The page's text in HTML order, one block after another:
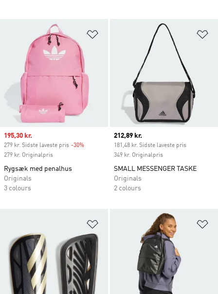
Føj til ønskeliste
Sale price
195,30 kr.
279 kr. Sidste laveste pris -30%
279 kr. Originalpris
Rygsæk med penalhus
Originals
3 colours
Current price
212,89 kr.
181,48 kr. Sidste laveste pris
349 kr. Originalpris
SMALL MESSENGER TASKE
Originals
2 colours
Føj til ønskeliste